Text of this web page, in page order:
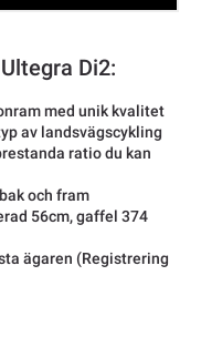
Di2:
med unik kvalitet
av landsvägscykling
ratio du kan
och fram
56cm, gaffel 374
ägaren (Registrering